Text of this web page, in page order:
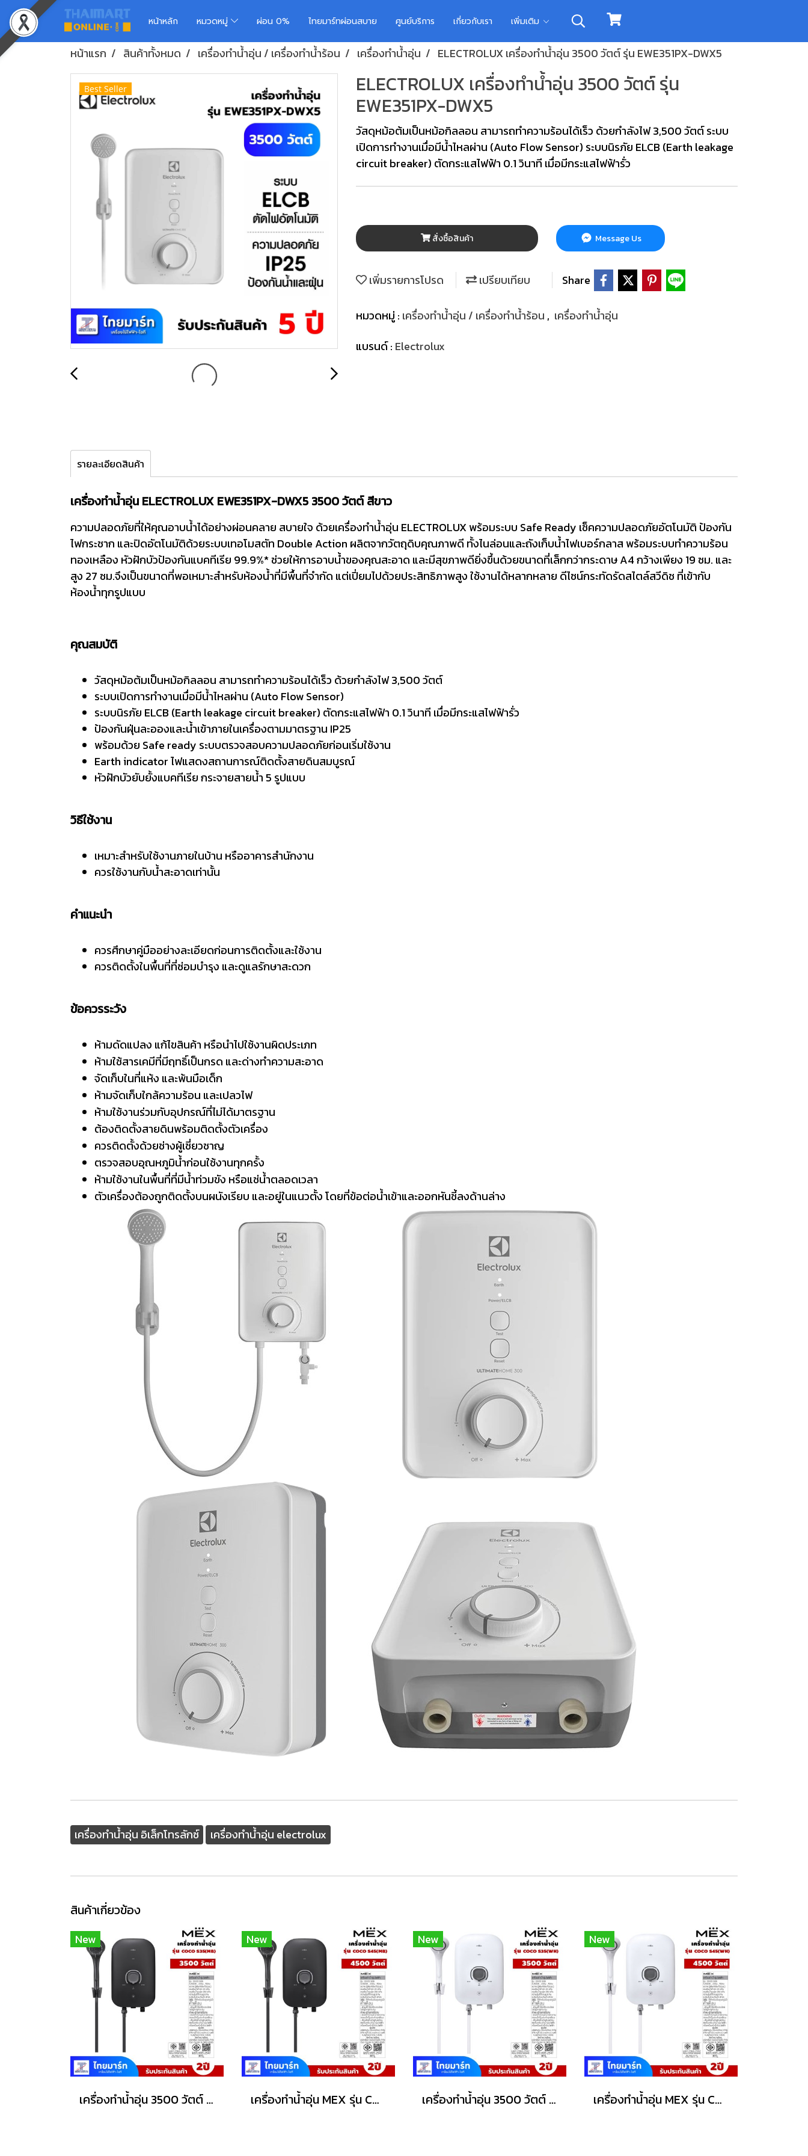
หน้าหลัก หมวดหมู่ ผ่อน 0% ไทยมาร์ทผ่อนสบาย ศูนย์บริการ เกี่ยวกับเรา เพิ่มเติม
หน้าแรก สินค้าทั้งหมด เครื่องทำน้ำอุ่น / เครื่องทำน้ำร้อน เครื่องทำน้ำอุ่น ELECTROLUX เครื่องทำน้ำอุ่น 3500 วัตต์ รุ่น EWE351PX-DWX5
Best Seller
ELECTROLUX เครื่องทำน้ำอุ่น 3500 วัตต์ รุ่น
EWE351PX-DWX5
วัสดุหม้อต้มเป็นหม้อกิลลอน สามารถทำความร้อนได้เร็ว ด้วยกำลังไฟ 3,500 วัตต์ ระบบ
เปิดการทำงานเมื่อมีน้ำไหลผ่าน (Auto Flow Sensor) ระบบนิรภัย ELCB (Earth leakage
circuit breaker) ตัดกระแสไฟฟ้า 0.1 วินาที เมื่อมีกระแสไฟฟ้ารั่ว
สั่งซื้อสินค้า Message Us
เพิ่มรายการโปรด เปรียบเทียบ Share
หมวดหมู่ : เครื่องทำน้ำอุ่น / เครื่องทำน้ำร้อน , เครื่องทำน้ำอุ่น
แบรนด์ : Electrolux
รายละเอียดสินค้า
เครื่องทำน้ำอุ่น ELECTROLUX EWE351PX-DWX5 3500 วัตต์ สีขาว
ความปลอดภัยที่ให้คุณอาบน้ำได้อย่างผ่อนคลาย สบายใจ ด้วยเครื่องทำน้ำอุ่น ELECTROLUX พร้อมระบบ Safe Ready เช็คความปลอดภัยอัตโนมัติ ป้องกัน
ไฟกระชาก และปิดอัตโนมัติด้วยระบบเทอโมสตัท Double Action ผลิตจากวัตถุดิบคุณภาพดี ทั้งไนล่อนและถังเก็บน้ำไฟเบอร์กลาส พร้อมระบบทำความร้อน
ทองเหลือง หัวฝักบัวป้องกันแบคทีเรีย 99.9%* ช่วยให้การอาบน้ำของคุณสะอาด และมีสุขภาพดียิ่งขึ้นด้วยขนาดที่เล็กกว่ากระดาษ A4 กว้างเพียง 19 ซม. และ
สูง 27 ซม.จึงเป็นขนาดที่พอเหมาะสำหรับห้องน้ำที่มีพื้นที่จำกัด แต่เปี่ยมไปด้วยประสิทธิภาพสูง ใช้งานได้หลากหลาย ดีไซน์กระทัดรัดสไตล์สวีดิช ที่เข้ากับ
ห้องน้ำทุกรูปแบบ
คุณสมบัติ
วัสดุหม้อต้มเป็นหม้อกิลลอน สามารถทำความร้อนได้เร็ว ด้วยกำลังไฟ 3,500 วัตต์
ระบบเปิดการทำงานเมื่อมีน้ำไหลผ่าน (Auto Flow Sensor)
ระบบนิรภัย ELCB (Earth leakage circuit breaker) ตัดกระแสไฟฟ้า 0.1 วินาที เมื่อมีกระแสไฟฟ้ารั่ว
ป้องกันฝุ่นละอองและน้ำเข้าภายในเครื่องตามมาตรฐาน IP25
พร้อมด้วย Safe ready ระบบตรวจสอบความปลอดภัยก่อนเริ่มใช้งาน
Earth indicator ไฟแสดงสถานการณ์ติดตั้งสายดินสมบูรณ์
หัวฝักบัวยับยั้งแบคทีเรีย กระจายสายน้ำ 5 รูปแบบ
วิธีใช้งาน
เหมาะสำหรับใช้งานภายในบ้าน หรืออาคารสำนักงาน
ควรใช้งานกับน้ำสะอาดเท่านั้น
คำแนะนำ
ควรศึกษาคู่มืออย่างละเอียดก่อนการติดตั้งและใช้งาน
ควรติดตั้งในพื้นที่ที่ซ่อมบำรุง และดูแลรักษาสะดวก
ข้อควรระวัง
ห้ามดัดแปลง แก้ไขสินค้า หรือนำไปใช้งานผิดประเภท
ห้ามใช้สารเคมีที่มีฤทธิ์เป็นกรด และด่างทำความสะอาด
จัดเก็บในที่แห้ง และพ้นมือเด็ก
ห้ามจัดเก็บใกล้ความร้อน และเปลวไฟ
ห้ามใช้งานร่วมกับอุปกรณ์ที่ไม่ได้มาตรฐาน
ต้องติดตั้งสายดินพร้อมติดตั้งตัวเครื่อง
ควรติดตั้งด้วยช่างผู้เชี่ยวชาญ
ตรวจสอบอุณหภูมิน้ำก่อนใช้งานทุกครั้ง
ห้ามใช้งานในพื้นที่ที่มีน้ำท่วมขัง หรือแช่น้ำตลอดเวลา
ตัวเครื่องต้องถูกติดตั้งบนผนังเรียบ และอยู่ในแนวตั้ง โดยที่ข้อต่อน้ำเข้าและออกหันชี้ลงด้านล่าง
เครื่องทำน้ำอุ่น อิเล็กโทรลักซ์ เครื่องทำน้ำอุ่น electrolux
สินค้าเกี่ยวข้อง
New
เครื่องทำน้ำอุ่น 3500 วัตต์ MEX รุ่น COCO S35 (MB) สีดำ
New
เครื่องทำน้ำอุ่น MEX รุ่น COCO S45 (MB) 4500วัตต์
New
เครื่องทำน้ำอุ่น 3500 วัตต์ MEX รุ่น COCO S35 (WH) สีขาว
New
เครื่องทำน้ำอุ่น MEX รุ่น COCO S45 (WH) 4500วัตต์ สีขาว